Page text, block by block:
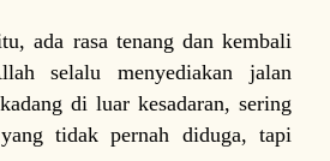
ada rasa tenang dan kembali
selalu menyediakan jalan
di luar kesadaran, sering
tidak pernah diduga, tapi